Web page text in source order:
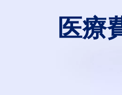
医療